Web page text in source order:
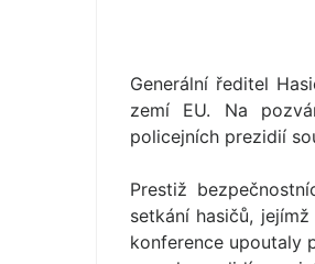
Generální ředitel
zemí EU. Na
policejních prezidií
Prestiž
setkání hasičů,
konference upoutaly